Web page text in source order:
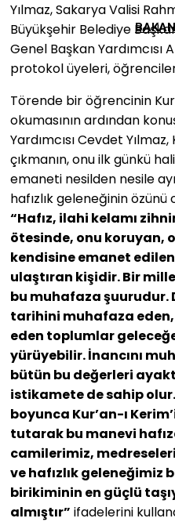
Yılmaz, Sakarya Valisi
Büyükşehir Belediye
Genel Başkan Yardımcısı
protokol üyeleri, öğrenciler
Törende bir öğrencinin
okumasının ardından
Yardımcısı Cevdet
çıkmanın, onu ilk günkü
emaneti nesilden nesile
hafızlık geleneğinin
“Hafız, ilahi kelamı
ötesinde, onu koruyan,
kendisine emanet
ulaştıran kişidir. Bir
bu muhafaza şuurudur.
tarihini muhafaza
eden toplumlar
yürüyebilir. İnancını
bütün bu değerleri
istikamete de sahip
boyunca Kur’an-ı
tutarak bu manevi
camilerimiz,
ve hafızlık geleneğimiz
birikiminin en güçlü
almıştır” ifadelerini